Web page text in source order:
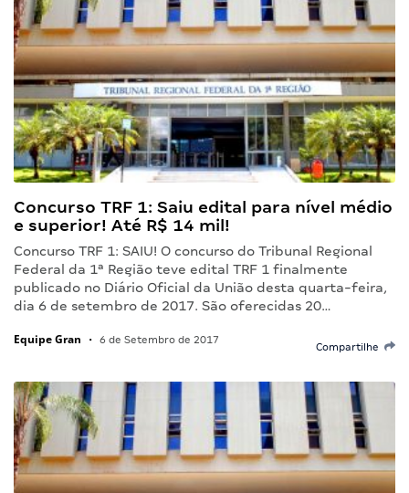
Concurso TRF 1: Saiu edital para nível médio
e superior! Até R$ 14 mil!
Concurso TRF 1: SAIU! O concurso do Tribunal Regional
Federal da 1ª Região teve edital TRF 1 finalmente
publicado no Diário Oficial da União desta quarta-feira,
dia 6 de setembro de 2017. São oferecidas 20…
Equipe Gran • 6 de Setembro de 2017
Compartilhe